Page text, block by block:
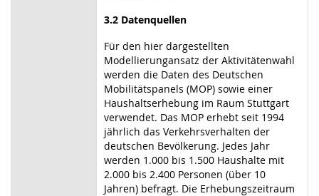
3.2 Datenquellen
Für den hier dargestellten
Modellierungansatz der Aktivitätenwahl
werden die Daten des Deutschen
Mobilitätspanels (MOP) sowie einer
Haushaltserhebung im Raum Stuttgart
verwendet. Das MOP erhebt seit 1994
jährlich das Verkehrsverhalten der
deutschen Bevölkerung. Jedes Jahr
werden 1.000 bis 1.500 Haushalte mit
2.000 bis 2.400 Personen (über 10
Jahren) befragt. Die Erhebungszeitraum